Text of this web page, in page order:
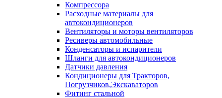
Компрессора
Расходные материалы для
автокондиционеров
Вентиляторы и моторы вентиляторов
Ресиверы автомобильные
Конденсаторы и испарители
Шланги для автокондиционеров
Датчики давления
Кондиционеры для Тракторов,
Погрузчиков,Экскаваторов
Фитинг стальной